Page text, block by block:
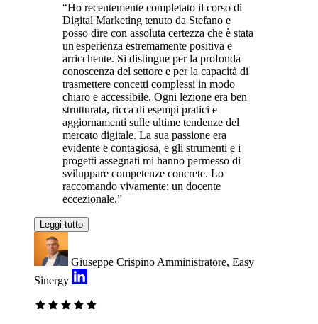
“Ho recentemente completato il corso di
Digital Marketing tenuto da Stefano e
posso dire con assoluta certezza che è stata
un'esperienza estremamente positiva e
arricchente. Si distingue per la profonda
conoscenza del settore e per la capacità di
trasmettere concetti complessi in modo
chiaro e accessibile. Ogni lezione era ben
strutturata, ricca di esempi pratici e
aggiornamenti sulle ultime tendenze del
mercato digitale. La sua passione era
evidente e contagiosa, e gli strumenti e i
progetti assegnati mi hanno permesso di
sviluppare competenze concrete. Lo
raccomando vivamente: un docente
eccezionale.”
Leggi tutto
Giuseppe Crispino Amministratore, Easy
Sinergy